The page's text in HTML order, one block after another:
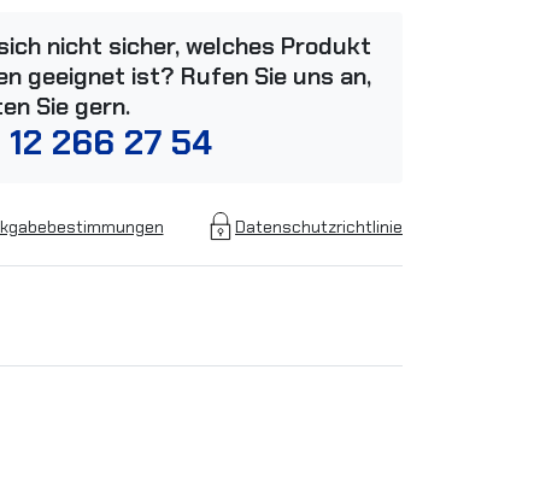
nicht sicher, welches Produkt
geeignet ist? Rufen Sie uns an,
Sie gern.
12 266 27 54
Datenschutzrichtlinie